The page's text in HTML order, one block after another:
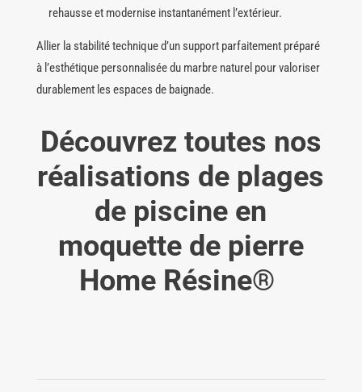
rehausse et modernise instantanément l’extérieur.
Allier la stabilité technique d’un support parfaitement préparé
à l’esthétique personnalisée du marbre naturel pour valoriser
durablement les espaces de baignade.
Découvrez toutes nos
réalisations de plages
de piscine en
moquette de pierre
Home Résine®